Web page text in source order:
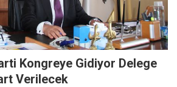
Kongreye Gidiyor Delege
Verilecek